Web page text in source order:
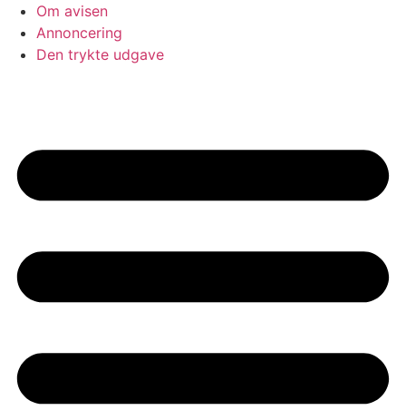
Om avisen
Annoncering
Den trykte udgave